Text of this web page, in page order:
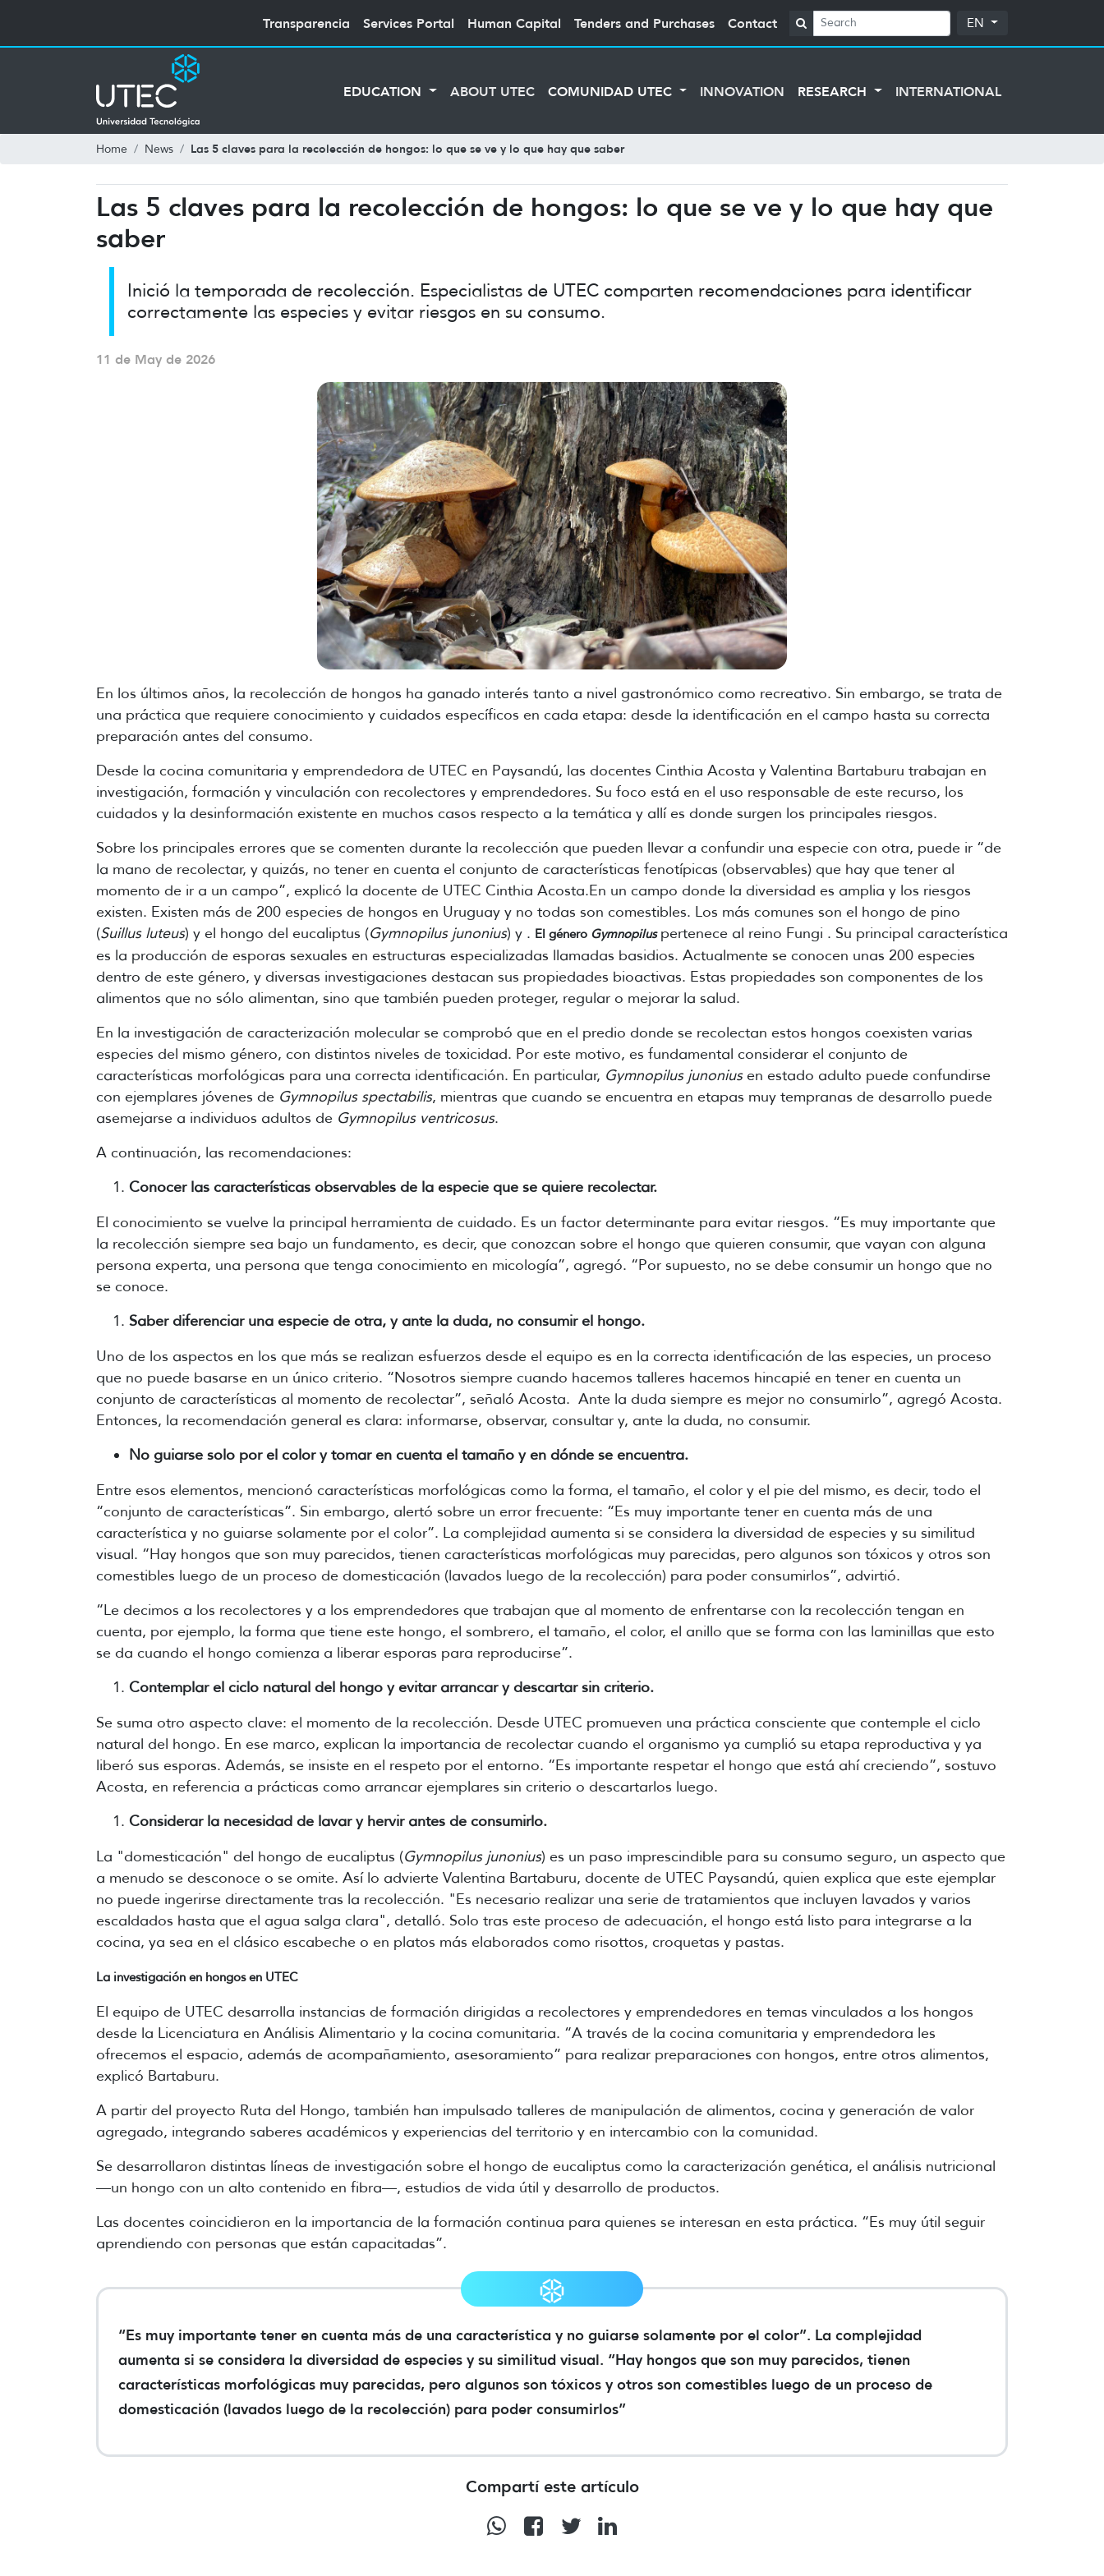
Transparencia Services Portal Human Capital Tenders and Purchases Contact EN
EDUCATION ABOUT UTEC COMUNIDAD UTEC INNOVATION RESEARCH INTERNATIONAL
Home News Las 5 claves para la recolección de hongos: lo que se ve y lo que hay que saber
Las 5 claves para la recolección de hongos: lo que se ve y lo que hay que
saber
Inició la temporada de recolección. Especialistas de UTEC comparten recomendaciones para identificar
correctamente las especies y evitar riesgos en su consumo.
11 de May de 2026
En los últimos años, la recolección de hongos ha ganado interés tanto a nivel gastronómico como recreativo. Sin embargo, se trata de
una práctica que requiere conocimiento y cuidados específicos en cada etapa: desde la identificación en el campo hasta su correcta
preparación antes del consumo.
Desde la cocina comunitaria y emprendedora de UTEC en Paysandú, las docentes Cinthia Acosta y Valentina Bartaburu trabajan en
investigación, formación y vinculación con recolectores y emprendedores. Su foco está en el uso responsable de este recurso, los
cuidados y la desinformación existente en muchos casos respecto a la temática y allí es donde surgen los principales riesgos.
Sobre los principales errores que se comenten durante la recolección que pueden llevar a confundir una especie con otra, puede ir “de
la mano de recolectar, y quizás, no tener en cuenta el conjunto de características fenotípicas (observables) que hay que tener al
momento de ir a un campo”, explicó la docente de UTEC Cinthia Acosta.En un campo donde la diversidad es amplia y los riesgos
existen. Existen más de 200 especies de hongos en Uruguay y no todas son comestibles. Los más comunes son el hongo de pino
(Suillus luteus) y el hongo del eucaliptus (Gymnopilus junonius) y . El género Gymnopiluspertenece al reino Fungi . Su principal característica
es la producción de esporas sexuales en estructuras especializadas llamadas basidios. Actualmente se conocen unas 200 especies
dentro de este género, y diversas investigaciones destacan sus propiedades bioactivas. Estas propiedades son componentes de los
alimentos que no sólo alimentan, sino que también pueden proteger, regular o mejorar la salud.
En la investigación de caracterización molecular se comprobó que en el predio donde se recolectan estos hongos coexisten varias
especies del mismo género, con distintos niveles de toxicidad. Por este motivo, es fundamental considerar el conjunto de
características morfológicas para una correcta identificación. En particular, Gymnopilus junoniusen estado adulto puede confundirse
con ejemplares jóvenes de Gymnopilus spectabilis, mientras que cuando se encuentra en etapas muy tempranas de desarrollo puede
asemejarse a individuos adultos de Gymnopilus ventricosus.
A continuación, las recomendaciones:
Conocer las características observables de la especie que se quiere recolectar.
El conocimiento se vuelve la principal herramienta de cuidado. Es un factor determinante para evitar riesgos. “Es muy importante que
la recolección siempre sea bajo un fundamento, es decir, que conozcan sobre el hongo que quieren consumir, que vayan con alguna
persona experta, una persona que tenga conocimiento en micología”, agregó. “Por supuesto, no se debe consumir un hongo que no
se conoce.
Saber diferenciar una especie de otra, y ante la duda, no consumir el hongo.
Uno de los aspectos en los que más se realizan esfuerzos desde el equipo es en la correcta identificación de las especies, un proceso
que no puede basarse en un único criterio. “Nosotros siempre cuando hacemos talleres hacemos hincapié en tener en cuenta un
conjunto de características al momento de recolectar”, señaló Acosta. Ante la duda siempre es mejor no consumirlo”, agregó Acosta.
Entonces, la recomendación general es clara: informarse, observar, consultar y, ante la duda, no consumir.
No guiarse solo por el color y tomar en cuenta el tamaño y en dónde se encuentra.
Entre esos elementos, mencionó características morfológicas como la forma, el tamaño, el color y el pie del mismo, es decir, todo el
“conjunto de características”. Sin embargo, alertó sobre un error frecuente: “Es muy importante tener en cuenta más de una
característica y no guiarse solamente por el color”. La complejidad aumenta si se considera la diversidad de especies y su similitud
visual. “Hay hongos que son muy parecidos, tienen características morfológicas muy parecidas, pero algunos son tóxicos y otros son
comestibles luego de un proceso de domesticación (lavados luego de la recolección) para poder consumirlos”, advirtió.
“Le decimos a los recolectores y a los emprendedores que trabajan que al momento de enfrentarse con la recolección tengan en
cuenta, por ejemplo, la forma que tiene este hongo, el sombrero, el tamaño, el color, el anillo que se forma con las laminillas que esto
se da cuando el hongo comienza a liberar esporas para reproducirse”.
Contemplar el ciclo natural del hongo y evitar arrancar y descartar sin criterio.
Se suma otro aspecto clave: el momento de la recolección. Desde UTEC promueven una práctica consciente que contemple el ciclo
natural del hongo. En ese marco, explican la importancia de recolectar cuando el organismo ya cumplió su etapa reproductiva y ya
liberó sus esporas. Además, se insiste en el respeto por el entorno. “Es importante respetar el hongo que está ahí creciendo”, sostuvo
Acosta, en referencia a prácticas como arrancar ejemplares sin criterio o descartarlos luego.
Considerar la necesidad de lavar y hervir antes de consumirlo.
La "domesticación" del hongo de eucaliptus (Gymnopilus junonius) es un paso imprescindible para su consumo seguro, un aspecto que
a menudo se desconoce o se omite. Así lo advierte Valentina Bartaburu, docente de UTEC Paysandú, quien explica que este ejemplar
no puede ingerirse directamente tras la recolección. "Es necesario realizar una serie de tratamientos que incluyen lavados y varios
escaldados hasta que el agua salga clara", detalló. Solo tras este proceso de adecuación, el hongo está listo para integrarse a la
cocina, ya sea en el clásico escabeche o en platos más elaborados como risottos, croquetas y pastas.
La investigación en hongos en UTEC
El equipo de UTEC desarrolla instancias de formación dirigidas a recolectores y emprendedores en temas vinculados a los hongos
desde la Licenciatura en Análisis Alimentario y la cocina comunitaria. “A través de la cocina comunitaria y emprendedora les
ofrecemos el espacio, además de acompañamiento, asesoramiento” para realizar preparaciones con hongos, entre otros alimentos,
explicó Bartaburu.
A partir del proyecto Ruta del Hongo, también han impulsado talleres de manipulación de alimentos, cocina y generación de valor
agregado, integrando saberes académicos y experiencias del territorio y en intercambio con la comunidad.
Se desarrollaron distintas líneas de investigación sobre el hongo de eucaliptus como la caracterización genética, el análisis nutricional
—un hongo con un alto contenido en fibra—, estudios de vida útil y desarrollo de productos.
Las docentes coincidieron en la importancia de la formación continua para quienes se interesan en esta práctica. “Es muy útil seguir
aprendiendo con personas que están capacitadas”.
“Es muy importante tener en cuenta más de una característica y no guiarse solamente por el color”. La complejidad
aumenta si se considera la diversidad de especies y su similitud visual. “Hay hongos que son muy parecidos, tienen
características morfológicas muy parecidas, pero algunos son tóxicos y otros son comestibles luego de un proceso de
domesticación (lavados luego de la recolección) para poder consumirlos”
Compartí este artículo